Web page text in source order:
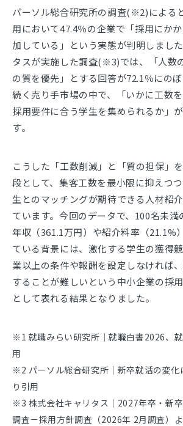
パーソル総合研究所の調査(※2)による
用において47.4％の企業で「採用にか
加している」という実態が判明しまし
タスが実施した調査(※3)では、「人数
の質を優先」とする回答が72.1％にの
続く売り手市場の中で、「いかに工数
採用要件に合う学生を集められるか」
す。
こうした「工数削減」と「質の担保」
段として、集客工数を最小限に抑えつ
生とのマッチングが期待できる人材紹
ています。今回のデータで、100名未満
年収（361.1万円）や紹介料率（21.1%
ている背景には、激化する学生の獲得
業以上の条件や報酬を設定しなければ
することが難しいという中小企業の採
として表れる結果となりました。
※1 就職みらい研究所｜就職白書2026、
用
※2 パーソル総合研究所｜新卒就活の変化
り引用
※3 株式会社キャリタス｜2027年卒・新
調査－採用方針調査（2026年 2月調査）